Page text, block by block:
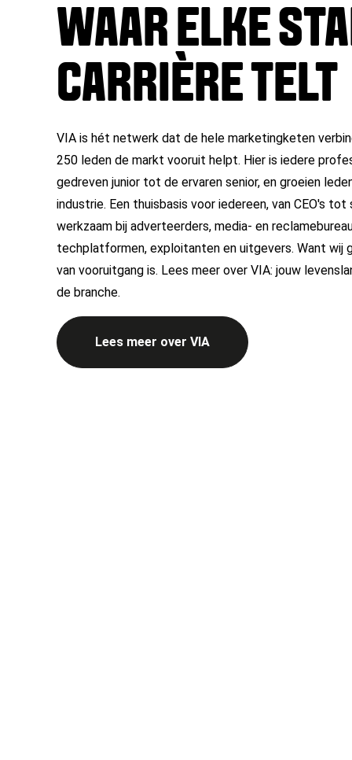
WAAR ELKE
CARRIÈRE TELT
VIA is hét netwerk dat de hele marketingketen
250 leden de markt vooruit helpt. Hier is iedere
gedreven junior tot de ervaren senior, en groeien
industrie. Een thuisbasis voor iedereen, van CEO's
werkzaam bij adverteerders, media- en
techplatformen, exploitanten en uitgevers. Want wij
van vooruitgang is. Lees meer over VIA: jouw
de branche.
Lees meer over VIA